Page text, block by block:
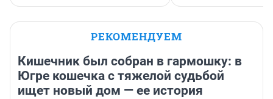
РЕКОМЕНДУЕМ
Кишечник был собран в гармошку: в
Югре кошечка с тяжелой судьбой
ищет новый дом — ее история